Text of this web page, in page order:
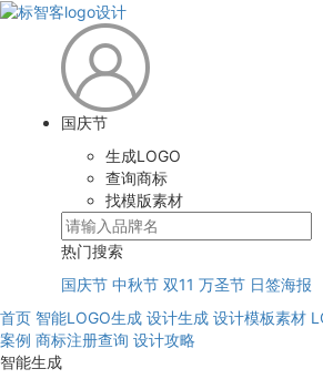
国庆节
生成LOGO
查询商标
找模版素材
热门搜索
国庆节 中秋节 双11 万圣节 日签海报
首页 智能LOGO生成 设计生成 设计模板素材
案例 商标注册查询 设计攻略
智能生成